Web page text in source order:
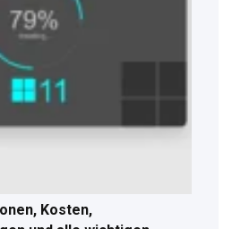
Kosten,